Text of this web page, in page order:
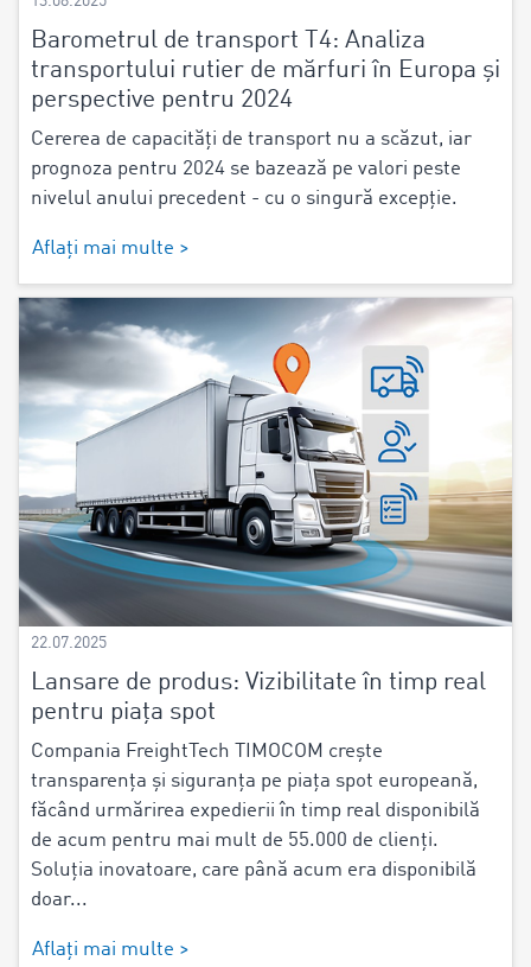
Barometrul de transport T4: Analiza
transportului rutier de mărfuri în Europa și
perspective pentru 2024
Cererea de capacități de transport nu a scăzut, iar
prognoza pentru 2024 se bazează pe valori peste
nivelul anului precedent - cu o singură excepție.
Aflați mai multe >
22.07.2025
Lansare de produs: Vizibilitate în timp real
pentru piața spot
Compania FreightTech TIMOCOM crește
transparența și siguranța pe piața spot europeană,
făcând urmărirea expedierii în timp real disponibilă
de acum pentru mai mult de 55.000 de clienți.
Soluția inovatoare, care până acum era disponibilă
doar...
Aflați mai multe >